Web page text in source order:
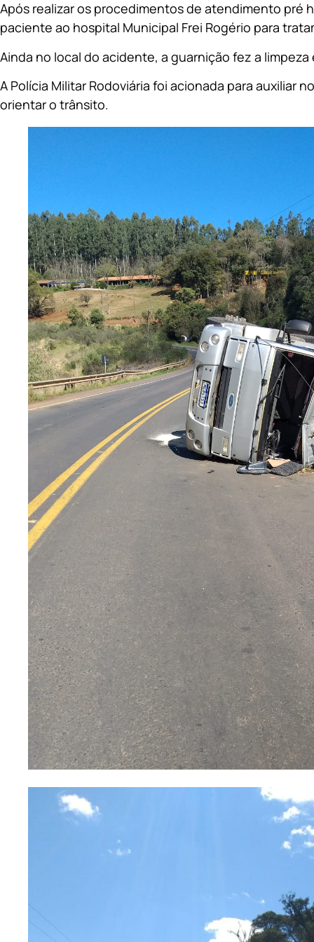
Após realizar os procedimentos de atendimento pré
paciente ao hospital Municipal Frei Rogério para
Ainda no local do acidente, a guarnição fez a
A Polícia Militar Rodoviária foi acionada para auxiliar
orientar o trânsito.